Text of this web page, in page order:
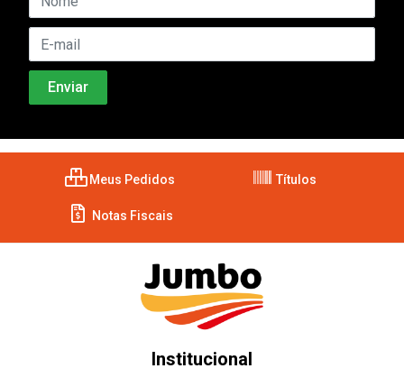
Meus Pedidos Títulos
Notas Fiscais
Institucional